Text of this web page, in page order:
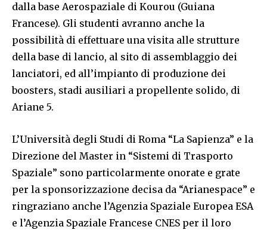
dalla base Aerospaziale di Kourou (Guiana
Francese). Gli studenti avranno anche la
possibilità di effettuare una visita alle strutture
della base di lancio, al sito di assemblaggio dei
lanciatori, ed all’impianto di produzione dei
boosters, stadi ausiliari a propellente solido, di
Ariane 5.
L’Università degli Studi di Roma “La Sapienza” e la
Direzione del Master in “Sistemi di Trasporto
Spaziale” sono particolarmente onorate e grate
per la sponsorizzazione decisa da “Arianespace” e
ringraziano anche l’Agenzia Spaziale Europea ESA
e l’Agenzia Spaziale Francese CNES per il loro